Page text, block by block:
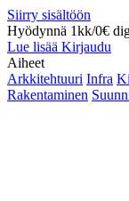
Siirry sisältöön
Hyödynnä 1kk/0€
Lue lisää Kirjaudu
Aiheet
Arkkitehtuuri Infra
Rakentaminen